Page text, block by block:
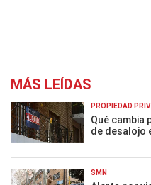
MÁS LEÍDAS
PROPIEDAD
Qué cambia
de desalojo
SMN